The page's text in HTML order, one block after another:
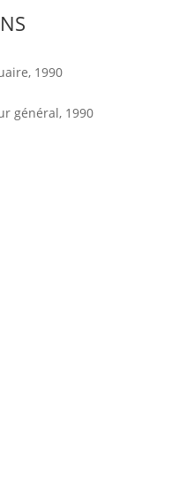
1990
général, 1990